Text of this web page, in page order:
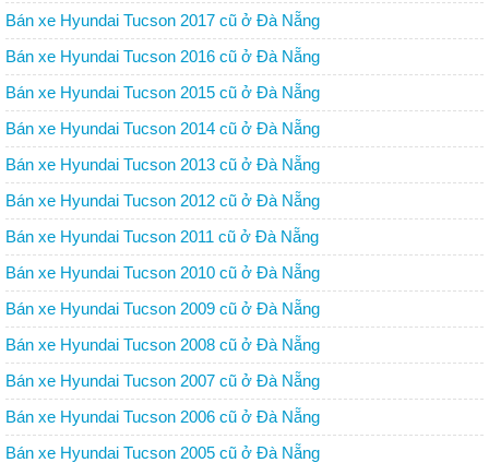
Bán xe Hyundai Tucson 2017 cũ ở Đà Nẵng
Bán xe Hyundai Tucson 2016 cũ ở Đà Nẵng
Bán xe Hyundai Tucson 2015 cũ ở Đà Nẵng
Bán xe Hyundai Tucson 2014 cũ ở Đà Nẵng
Bán xe Hyundai Tucson 2013 cũ ở Đà Nẵng
Bán xe Hyundai Tucson 2012 cũ ở Đà Nẵng
Bán xe Hyundai Tucson 2011 cũ ở Đà Nẵng
Bán xe Hyundai Tucson 2010 cũ ở Đà Nẵng
Bán xe Hyundai Tucson 2009 cũ ở Đà Nẵng
Bán xe Hyundai Tucson 2008 cũ ở Đà Nẵng
Bán xe Hyundai Tucson 2007 cũ ở Đà Nẵng
Bán xe Hyundai Tucson 2006 cũ ở Đà Nẵng
Bán xe Hyundai Tucson 2005 cũ ở Đà Nẵng